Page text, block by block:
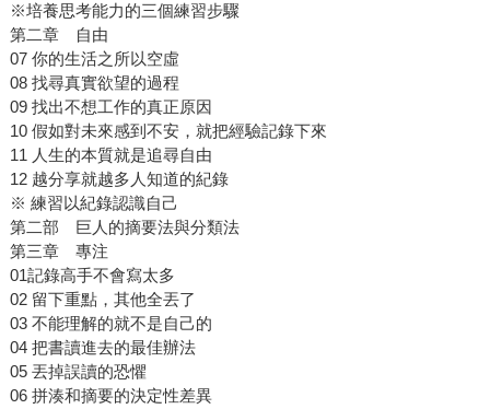
※培養思考能力的三個練習步驟
第二章 自由
07 你的生活之所以空虛
08 找尋真實欲望的過程
09 找出不想工作的真正原因
10 假如對未來感到不安，就把經驗記錄下來
11 人生的本質就是追尋自由
12 越分享就越多人知道的紀錄
※ 練習以紀錄認識自己
第二部 巨人的摘要法與分類法
第三章 專注
01記錄高手不會寫太多
02 留下重點，其他全丟了
03 不能理解的就不是自己的
04 把書讀進去的最佳辦法
05 丟掉誤讀的恐懼
06 拼湊和摘要的決定性差異